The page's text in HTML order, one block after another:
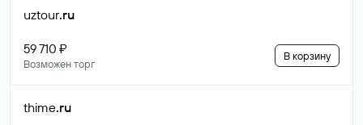
uztour.ru
59 710 ₽
Возможен торг
В корзину
thime.ru